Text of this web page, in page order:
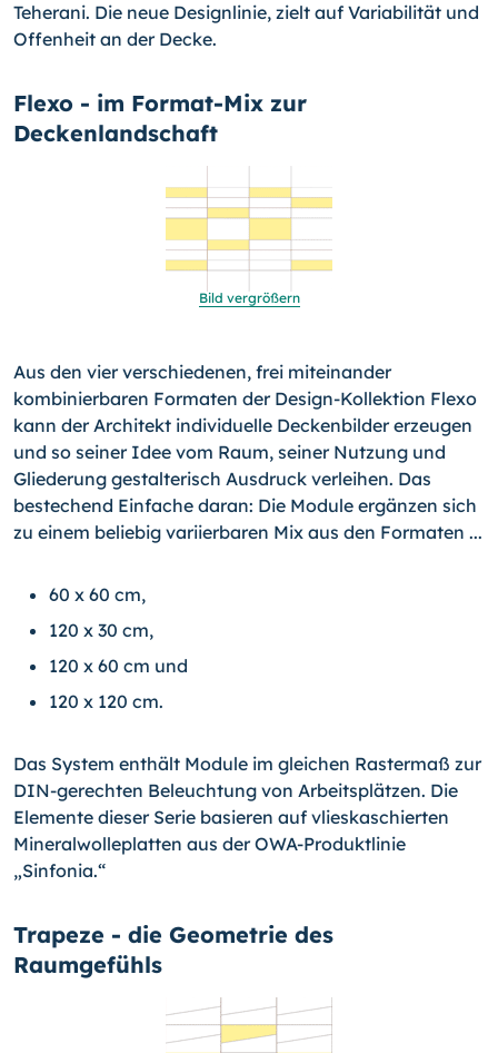
Teherani. Die neue Designlinie, zielt auf Varia­bilität und
Offenheit an der Decke.
Flexo - im Format-Mix zur
Deckenlandschaft
Bild vergrößern
Aus den vier verschiedenen, frei miteinander
kombinierbaren Formaten der Design-Kollektion Flexo
kann der Architekt indi­viduelle Deckenbilder erzeugen
und so seiner Idee vom Raum, seiner Nutzung und
Gliederung gestalterisch Ausdruck verlei­hen. Das
bestechend Einfache daran: Die Module ergänzen sich
zu einem beliebig variierbaren Mix aus den Formaten ...
60 x 60 cm,
120 x 30 cm,
120 x 60 cm und
120 x 120 cm.
Das System enthält Module im gleichen Rastermaß zur
DIN-gerechten Beleuchtung von Arbeitsplätzen. Die
Elemente dieser Serie basieren auf vlieskaschierten
Mineral­wolleplatten aus der OWA-Produktlinie
„Sinfonia.“
Trapeze - die Geometrie des
Raumgefühls